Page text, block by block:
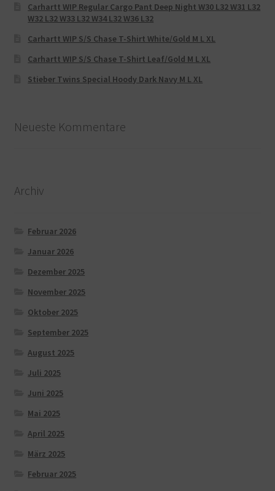
Carhartt WIP Regular Cargo Pant Deep Night W30 L32 W31 L32
W32 L32 W33 L32 W34 L32 W36 L32
Carhartt WIP S/S Chase T-Shirt White/Gold M L XL
Carhartt WIP S/S Chase T-Shirt Leaf/Gold M L XL
Stieber Twins Special Hoody Dark Navy M L XL
Neueste Kommentare
Archiv
Februar 2026
Januar 2026
Dezember 2025
November 2025
Oktober 2025
September 2025
August 2025
Juli 2025
Juni 2025
Mai 2025
April 2025
März 2025
Februar 2025